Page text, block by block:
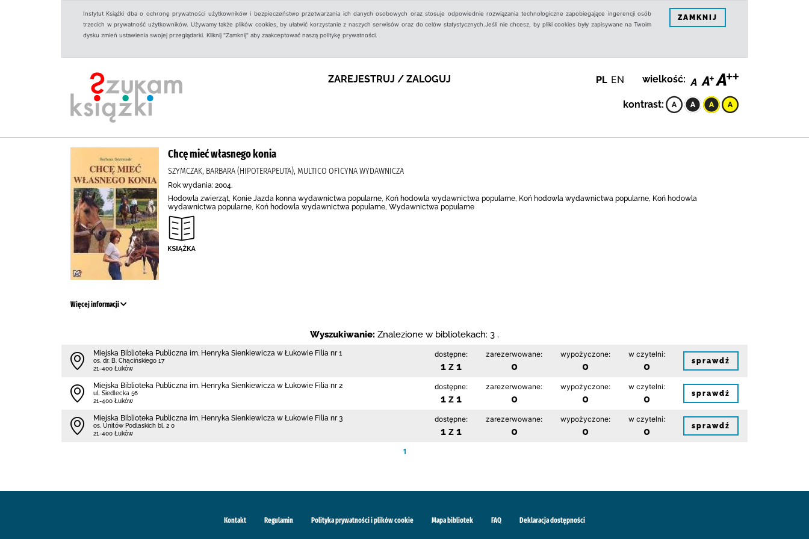
Instytut Książki dba o ochronę prywatności użytkowników i bezpieczeństwo przetwarzania ich danych osobowych oraz stosuje odpowiednie rozwiązania technologiczne zapobiegające ingerencji osób
trzecich w prywatność użytkowników. Używamy także plików cookies, by ułatwić korzystanie z naszych serwisów oraz do celów statystycznych.Jeśli nie chcesz, by pliki cookies były zapisywane na Twoim
dysku zmień ustawienia swojej przeglądarki. Kliknij "Zamknij" aby zaakceptować naszą politykę prywatności.
ZAMKNIJ
ZAREJESTRUJ / ZALOGUJ PL EN wielkość:
kontrast:
Chcę mieć własnego konia
SZYMCZAK, BARBARA (HIPOTERAPEUTA), MULTICO OFICYNA WYDAWNICZA
Rok wydania: 2004.
Hodowla zwierząt, Konie Jazda konna wydawnictwa popularne, Koń hodowla wydawnictwa popularne, Koń hodowla wydawnictwa popularne, Koń hodowla
wydawnictwa popularne, Koń hodowla wydawnictwa popularne, Wydawnictwa popularne
Więcej informacji
Wyszukiwanie: Znalezione w bibliotekach: 3 .
Miejska Biblioteka Publiczna im. Henryka Sienkiewicza w Łukowie Filia nr 1
os. dr. B. Chącińskiego 17
21-400 Łuków
dostępne:
1 z 1
zarezerwowane:
0
wypożyczone:
0
w czytelni:
0 sprawdź
Miejska Biblioteka Publiczna im. Henryka Sienkiewicza w Łukowie Filia nr 2
ul. Siedlecka 56
21-400 Łuków
dostępne:
1 z 1
zarezerwowane:
0
wypożyczone:
0
w czytelni:
0 sprawdź
Miejska Biblioteka Publiczna im. Henryka Sienkiewicza w Łukowie Filia nr 3
os. Unitów Podlaskich bl. 2 0
21-400 Łuków
dostępne:
1 z 1
zarezerwowane:
0
wypożyczone:
0
w czytelni:
0 sprawdź
1
Kontakt Regulamin Polityka prywatności i plików cookie Mapa bibliotek FAQ Deklaracja dostępności